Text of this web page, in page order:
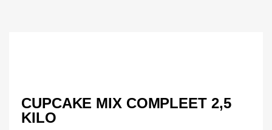
CUPCAKE MIX COMPLEET 2,5
KILO